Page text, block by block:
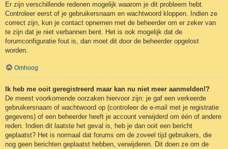
Er zijn verschillende redenen mogelijk waarom je dit probleem hebt.
Controleer eerst of je gebruikersnaam en wachtwoord kloppen. Indien ze
correct zijn, kun je contact opnemen met de beheerder om er zeker van
te zijn dat je niet verbannen bent. Het is ook mogelijk dat de
forumconfiguratie fout is, dan moet dit door de beheerder opgelost
worden.
Omhoog
Ik heb me ooit geregistreerd maar kan nu niet meer aanmelden!?
De meest voorkomende oorzaken hiervoor zijn: je gaf een verkeerde
gebruikersnaam of wachtwoord op (controleer de e-mail met je registratie
gegevens) of een beheerder heeft je account verwijderd om één of andere
reden. Indien dit laatste het geval is, heb je dan ooit een bericht
geplaatst? Het is normaal dat forums om de zoveel tijd gebruikers, die
nog geen berichten geplaatst hebben, verwijderen. Dit doen ze om de